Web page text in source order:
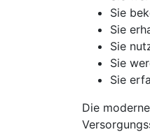
Sie
Sie
Sie
Sie
Sie
Die